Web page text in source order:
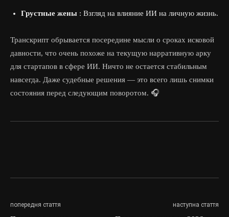
Грустные жены : Взгляд на влияние ИИ на личную жизнь.
Транскрипт обрывается посередине мысли о сроках исковой
давности, что очень похоже на текущую нарративную арку
для стартапов в сфере ИИ. Ничто не остается стабильным
навсегда. Даже судебные решения — это всего лишь снимки
состояния перед следующим поворотом. 🎧
попередня стаття наступна стаття